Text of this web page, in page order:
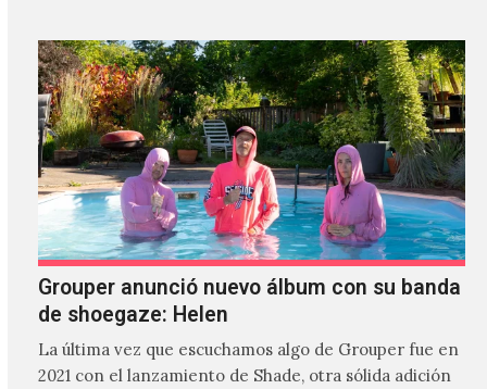
Grouper anunció nuevo álbum con su banda
de shoegaze: Helen
La última vez que escuchamos algo de Grouper fue en
2021 con el lanzamiento de Shade, otra sólida adición